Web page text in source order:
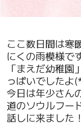
ここ数日間は寒
にくの雨模様で
「まえだ幼稚
っぱいでした
今日は年少さん
道のソウルフー
話しに来ました！